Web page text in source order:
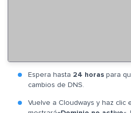
Espera hasta 24 horas para
cambios de DNS.
Vuelve a Cloudways y haz clic